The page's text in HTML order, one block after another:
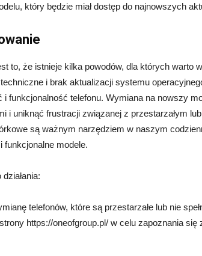
który będzie miał dostęp do najnowszych
to, że istnieje kilka powodów, dla których warto
i brak aktualizacji systemu
i funkcjonalność telefonu. Wymiana na nowszy
i uniknąć frustracji związanej z przestarzałym
są ważnym narzędziem w naszym
funkcjonalne modele.
telefonów, które są przestarzałe lub nie
https://oneofgroup.pl/ w celu zapoznania